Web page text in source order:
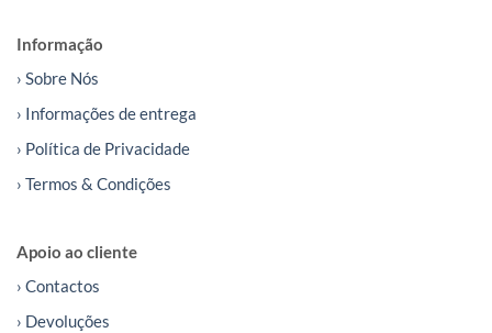
Informação
› Sobre Nós
› Informações de entrega
› Política de Privacidade
› Termos & Condições
Apoio ao cliente
› Contactos
› Devoluções